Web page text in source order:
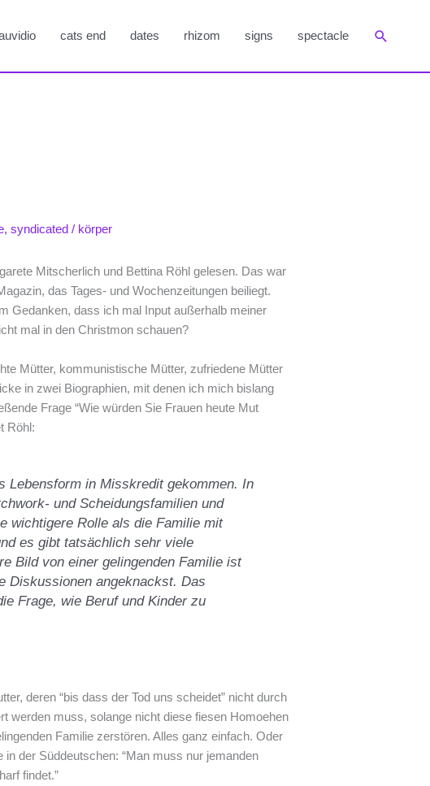
cats end dates rhizom signs spectacle Suchen
,syndicated / körper
Mitscherlich und Bettina Röhl gelesen. Das war
das Tages- und Wochenzeitungen beiliegt.
Gedanken, dass ich mal Input außerhalb meiner
mal in den Christmon schauen?
Mütter, kommunistische Mütter, zufriedene Mütter
in zwei Biographien, mit denen ich mich bislang
Frage “Wie würden Sie Frauen heute Mut
Röhl:
Lebensform in Misskredit ge­kommen. In
und Scheidungsfamilien und
wichtigere Rolle als die Familie mit
es gibt tatsächlich sehr viele
Bild von einer gelingenden Familie ist
Diskussionen angeknackst. Das
Frage, wie Beruf und Kinder zu
deren “bis dass der Tod uns scheidet” nicht durch
werden muss, solange nicht diese fiesen Homoehen
Familie zerstören. Alles ganz einfach. Oder
in der Süddeutschen: “Man muss nur jemanden
findet.”